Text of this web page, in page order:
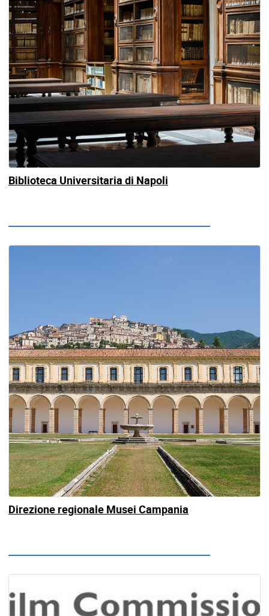
Biblioteca Universitaria di Napoli
Direzione regionale Musei Campania